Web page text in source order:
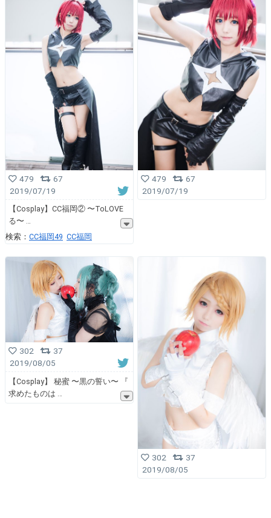
479
67
2019/07/19
【Cosplay】CC福岡② 〜ToLOVE
る〜
検索： CC福岡49 CC福岡
479
67
2019/07/19
302
37
2019/08/05
【Cosplay】 秘蜜 〜黒の誓い〜 『
求めたものは
302
37
2019/08/05